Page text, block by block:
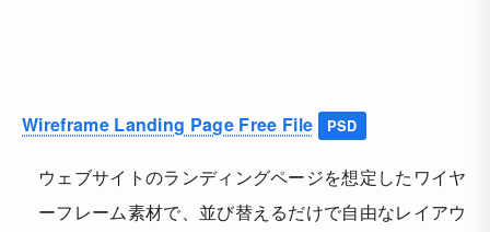
Wireframe Landing Page Free File PSD
ウェブサイトのランディングページを想定したワイヤ
ーフレーム素材で、並び替えるだけで自由なレイアウ